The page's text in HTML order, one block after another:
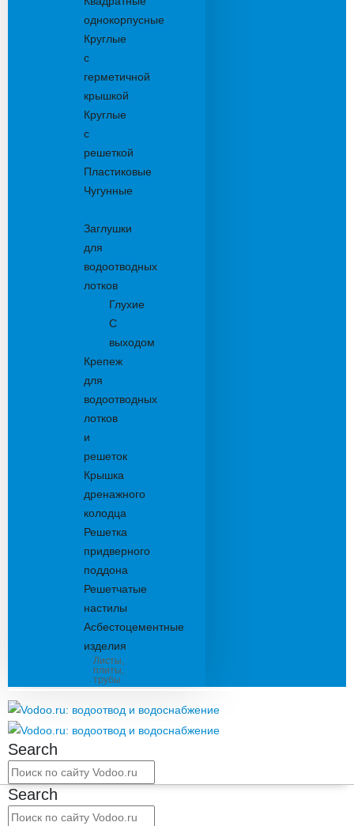
однокорпусные
Круглые
с
герметичной
крышкой
Круглые
с
решеткой
Пластиковые
Чугунные
Заглушки
для
водоотводных
лотков
Глухие
С
выходом
Крепеж
для
водоотводных
лотков
и
решеток
Крышка
дренажного
колодца
Решетка
придверного
поддона
Решетчатые
настилы
Асбестоцементные
изделия
Листы,
плиты,
трубы
Search
Search